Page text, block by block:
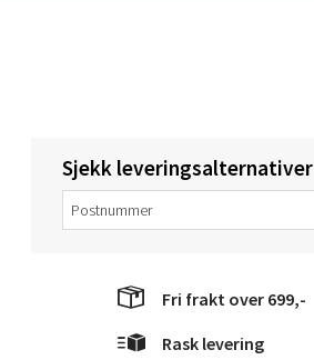
Sjekk leveringsalternativer
Fri frakt over 699,-
Rask levering
Molde - Moldetorget
Torget 1, 6413 Molde
Åpent i dag 10-20
0 i butikk